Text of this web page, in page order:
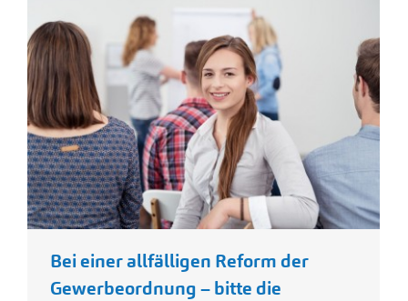
Bei einer allfälligen Reform der
Gewerbeordnung – bitte die